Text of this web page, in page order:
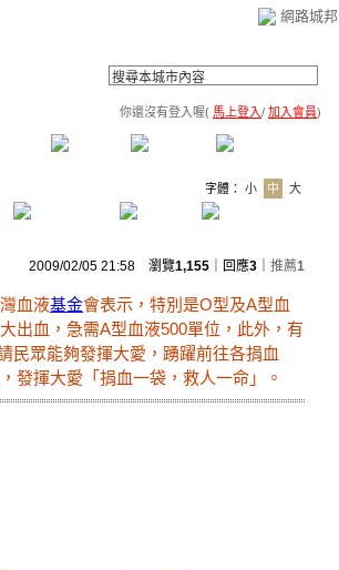
網路城邦
你還沒有登入喔( 馬上登入/ 加入會員)
公告區 訪客簿 市政中心
字體： 小 中
大
2009/02/05 21:58 瀏覽1,155 ｜回應3 推薦1
血液基金會表示，特別是O型及A型血
出血，急需A型血液500單位，此外，有
民眾能夠發揮大愛，踴躍前往各捐血
發揮大愛「捐血一袋，救人一命」。